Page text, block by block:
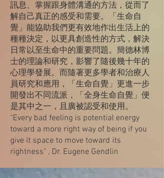
訊息、掌握跟身體溝通的方法，從而了
解自己真正的感受和需要。「生命自
覺」能協助我們更有效地作出生活上的
種種決定，以更具創造性的方式，解決
日常以至生命中的重要問題。簡德林博
士的理論和研究，影響了隨後幾十年的
心理學發展。而隨著更多學者和治療人
員研究和應用，「生命自覺」更進一步
開發出不同流派，「全身生命自覺」便
是其中之一，且廣被認受和使用。
"Every bad feeling is potential energy
toward a more right way of being if you
give it space to move toward its
rightness" , Dr. Eugene Gendlin